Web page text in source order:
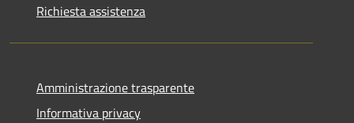
Richiesta assistenza
Amministrazione trasparente
Informativa privacy